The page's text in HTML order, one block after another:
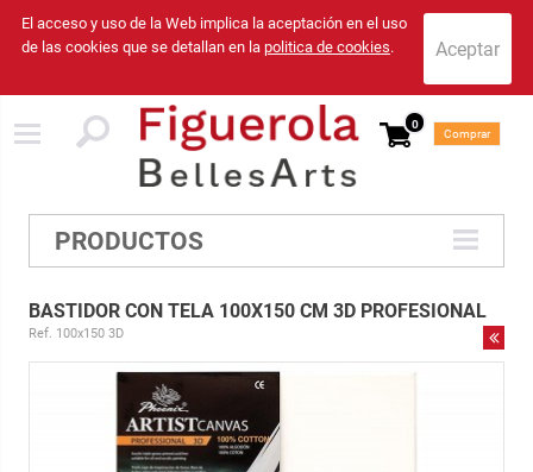
El acceso y uso de la Web implica la aceptación en el uso
de las cookies que se detallan en la politica de cookies.
0
Comprar
PRODUCTOS
BASTIDOR CON TELA 100X150 CM 3D PROFESIONAL
Ref. 100x150 3D